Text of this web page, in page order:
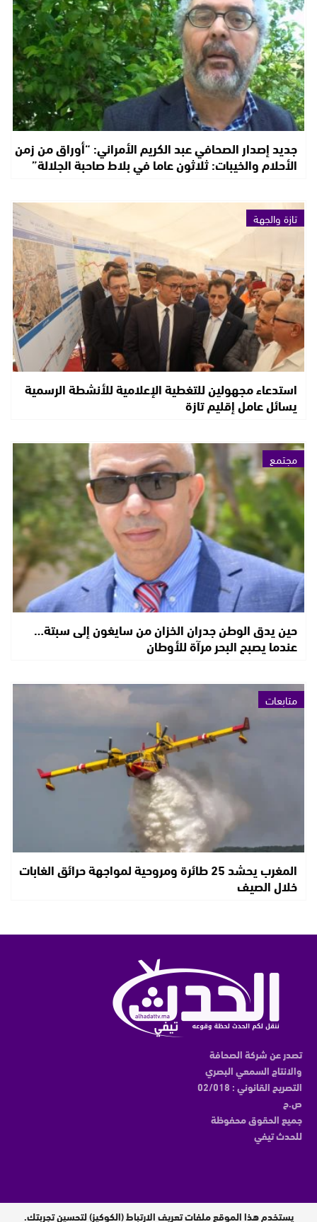
جديد إصدار الصحافي عبد الكريم الأمراني: “أوراق من زمن
الأحلام والخيبات: ثلاثون عاما في بلاط صاحبة الجلالة”
تازة والجهة
استدعاء مجهولين للتغطية الإعلامية للأنشطة الرسمية
يسائل عامل إقليم تازة
مجتمع
حين يدق الوطن جدران الخزان من سايغون إلى سبتة…
عندما يصبح البحر مرآة للأوطان
متابعات
المغرب يحشد 25 طائرة ومروحية لمواجهة حرائق الغابات
خلال الصيف
تصدر عن شركة الصحافة
والانتاج السمعي البصري
التصريح القانوني : 02/018
ص.ح
جميع الحقوق محفوظة
للحدث تيفي
يستخدم هذا الموقع ملفات تعريف الارتباط (الكوكيز) لتحسين تجربتك.